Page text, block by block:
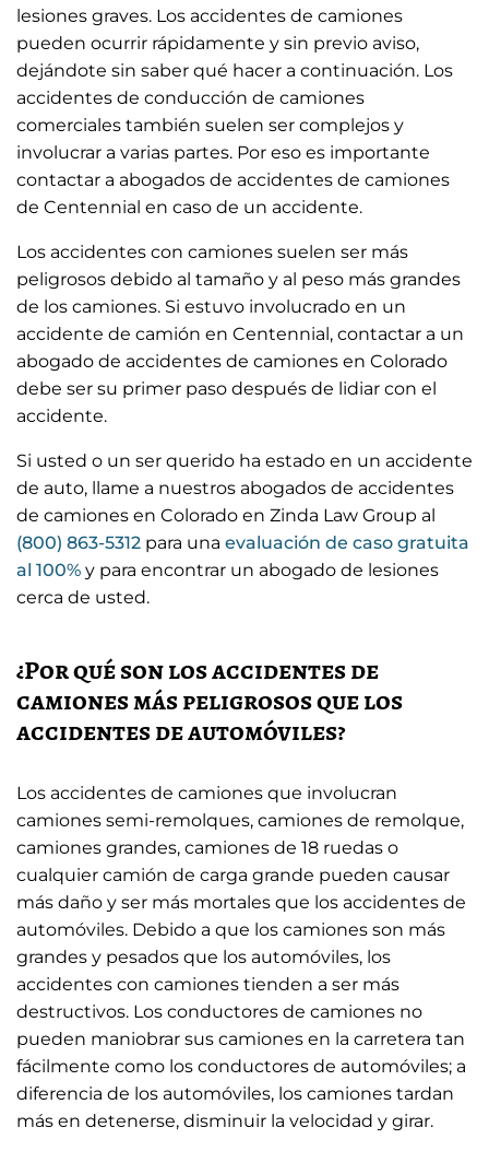
lesiones graves. Los accidentes de camiones
pueden ocurrir rápidamente y sin previo aviso,
dejándote sin saber qué hacer a continuación. Los
accidentes de conducción de camiones
comerciales también suelen ser complejos y
involucrar a varias partes. Por eso es importante
contactar a abogados de accidentes de camiones
de Centennial en caso de un accidente.
Los accidentes con camiones suelen ser más
peligrosos debido al tamaño y al peso más grandes
de los camiones. Si estuvo involucrado en un
accidente de camión en Centennial, contactar a un
abogado de accidentes de camiones en Colorado
debe ser su primer paso después de lidiar con el
accidente.
Si usted o un ser querido ha estado en un accidente
de auto, llame a nuestros abogados de accidentes
de camiones en Colorado en Zinda Law Group al
(800) 863-5312 para una evaluación de caso gratuita
al 100% y para encontrar un abogado de lesiones
cerca de usted.
¿Por qué son los accidentes de
camiones más peligrosos que los
accidentes de automóviles?
Los accidentes de camiones que involucran
camiones semi-remolques, camiones de remolque,
camiones grandes, camiones de 18 ruedas o
cualquier camión de carga grande pueden causar
más daño y ser más mortales que los accidentes de
automóviles. Debido a que los camiones son más
grandes y pesados que los automóviles, los
accidentes con camiones tienden a ser más
destructivos. Los conductores de camiones no
pueden maniobrar sus camiones en la carretera tan
fácilmente como los conductores de automóviles; a
diferencia de los automóviles, los camiones tardan
más en detenerse, disminuir la velocidad y girar.